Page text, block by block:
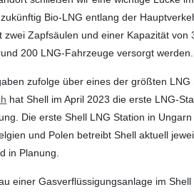
Bio-LNG entlang der
Zapfsäulen und einer Kapazität von
200 LNG-Fahrzeuge versorgt werden.
zufolge über eines der größten LNG
hat Shell im April 2023 die erste LNG-
Die erste Shell LNG Station in
und Polen betreibt Shell aktuell
in Planung.
einer Gasverflüssigungsanlage im Shell